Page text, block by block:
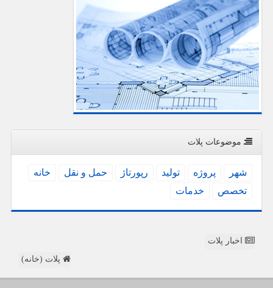
موضوعات پلات
شهر پروژه تولید رپورتاژ حمل و نقل
خانه
تخصص
خدمات
اخبار پلات
پلات (خانه)